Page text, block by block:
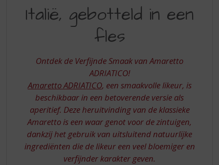
VAN
GEBOTTELD
EEN
FLES
Italië, gebotteld in een
fles
Ontdek de Verfijnde Smaak van Amaretto
ADRIATICO!
Amaretto ADRIATICO, een smaakvolle likeur, is
beschikbaar in een betoverende versie als
aperitief. Deze heruitvinding van de klassieke
Amaretto is een waar genot voor de zintuigen,
dankzij het gebruik van uitsluitend natuurlijke
ingrediënten die de likeur een veel bloemiger en
verfijnder karakter geven.